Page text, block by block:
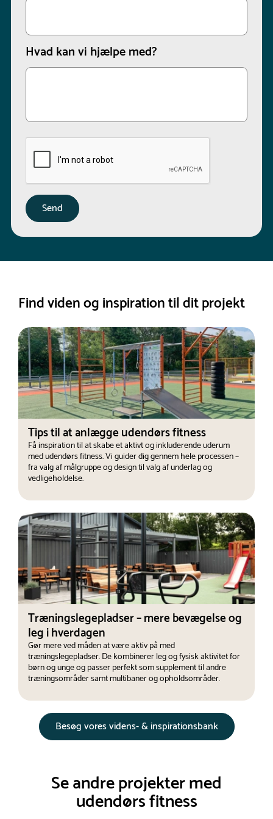
Hvad kan vi hjælpe med?
Find viden og inspiration til dit projekt
Tips til at anlægge udendørs fitness
Få inspiration til at skabe et aktivt og inkluderende uderum
med udendørs fitness. Vi guider dig gennem hele processen –
fra valg af målgruppe og design til valg af underlag og
vedligeholdelse.
Træningslegepladser – mere bevægelse og
leg i hverdagen
Gør mere ved måden at være aktiv på med
træningslegepladser. De kombinerer leg og fysisk aktivitet for
børn og unge og passer perfekt som supplement til andre
træningsområder samt multibaner og opholdsområder.
Besøg vores videns- & inspirationsbank
Se andre projekter med
udendørs fitness